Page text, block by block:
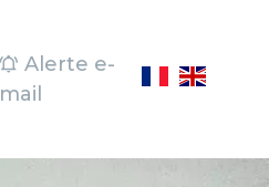
Alerte e-
mail